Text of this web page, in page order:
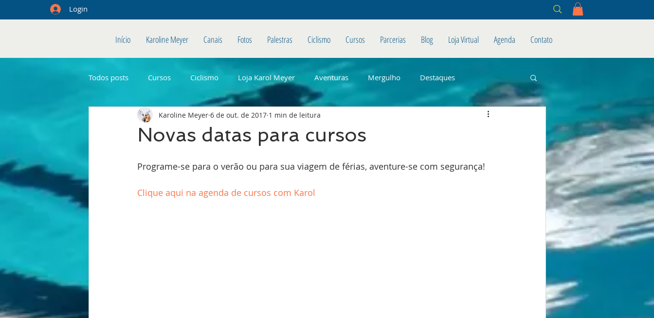
Login
Início Karoline Meyer Canais Fotos Palestras Ciclismo Cursos Parcerias Blog Loja Virtual Agenda Contato
Todos posts Cursos Ciclismo Loja Karol Meyer Aventuras Mergulho Destaques
Novas datas para cursos
Karoline Meyer 6 de out. de 2017 1 min de leitura
Programe-se para o verão ou para sua viagem de férias, aventure-se com segurança!
Clique aqui na agenda de cursos com Karol